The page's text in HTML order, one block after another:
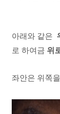
아래와 같은
로 하여금 위
좌안은 위쪽